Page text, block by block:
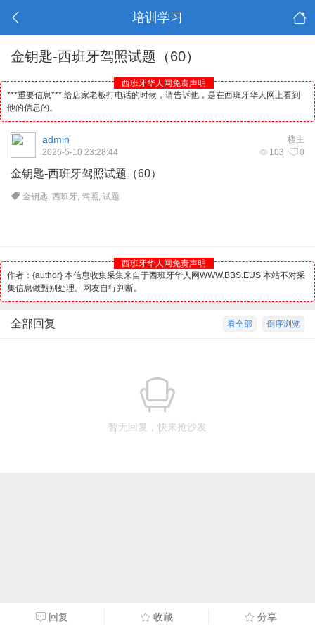
培训学习
金钥匙-西班牙驾照试题（60）
西班牙华人网免责声明
***重要信息*** 给店家老板打电话的时候，请告诉他，是在西班牙华人网上看到
他的信息的。
楼主
admin
103 0
2026-5-10 23:28:44
金钥匙-西班牙驾照试题（60）
金钥匙,西班牙,驾照,试题
西班牙华人网免责声明
作者：{author} 本信息收集采集来自于西班牙华人网WWW.BBS.EUS 本站不对采
集信息做甄别处理。网友自行判断。
倒序浏览
看全部
全部回复
暂无回复，快来抢沙发
回复 收藏 分享